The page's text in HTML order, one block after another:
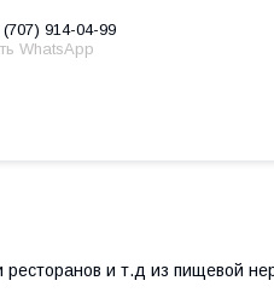
(707) 914-04-99
WhatsApp
и т.д из пищевой